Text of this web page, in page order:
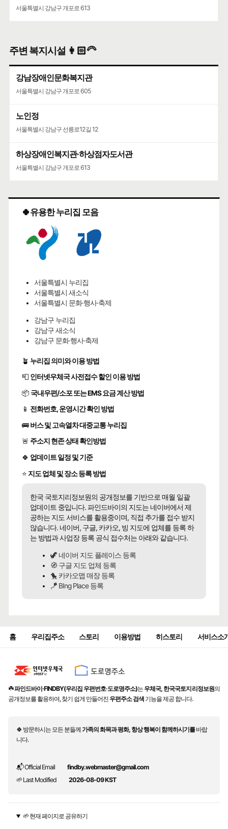
서울특별시 강남구 개포로 613
주변 복지시설 👩🏻‍🦳
강남장애인문화복지관
서울특별시 강남구 개포로 605
노인정
서울특별시 강남구 선릉로12길 12
하상장애인복지관·하상점자도서관
서울특별시 강남구 개포로 613
🍀유용한 누리집 모음
서울특별시 누리집
서울특별시 새소식
서울특별시 문화·행사·축제
강남구 누리집
강남구 새소식
강남구 문화·행사·축제
🪴 누리집 의미와 이용 방법
📮 인터넷우체국 사전접수 할인 이용 방법
📦 국내우편/소포 또는 EMS 요금 계산 방법
📱 전화번호, 운영시간 확인 방법
🚌버스 및 고속열차 대중교통 누리집
🚨 주소지 현존 상태 확인방법
🍀 업데이트 일정 및 기준
⭐ 지도 업체 및 장소 등록 방법
한국 국토지리정보원의 공개정보를 기반으로 매월 일괄
업데이트 중입니다. 파인드바이의 지도는 네이버에서 제
공하는 지도 서비스를 활용중이며, 직접 추가를 접수 받지
않습니다. 네이버, 구글, 카카오, 빙 지도에 업체를 등록 하
는 방법과 사업장 등록 공식 접수처는 아래와 같습니다.
🦖 네이버 지도 플레이스 등록
🧭 구글 지도 업체 등록
🐤 카카오맵 매장 등록
🪁 BIng Place 등록
홈 우리집주소 스토리 이용방법 히스토리 서비스소
☘️파인드바이·FINDBY(우리집 우편번호·도로명주소)는 우체국, 한국국토지리정보원의
공개정보를 활용하여, 찾기 쉽게 만들어진 우편주소 검색 기능을 제공 합니다.
🍀 방문하시는 모든 분들께가족의 화목과 평화, 항상 행복이 함께하시기를바랍
니다.
📬 Official Email
findby.webmaster@gmail.com
🌱 Last Modified
2026-08-09 KST
🌱 현재 페이지로 공유하기